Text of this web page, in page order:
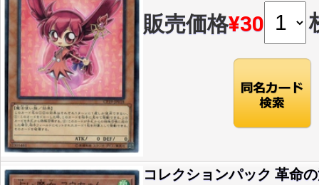
販売価格¥30
コレクションパック 革命